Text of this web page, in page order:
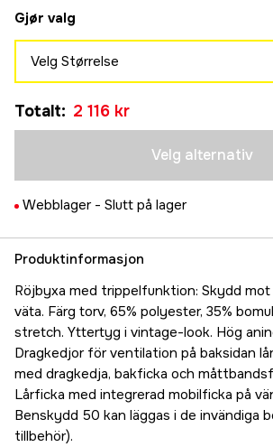
Gjør valg
Velg Størrelse
2 116 kr
Totalt: 2 116 kr
Velg alternativ
Webblager - Slutt på lager
Produktinformasjon
Röjbyxa med trippelfunktion: Skydd mot
väta. Färg torv, 65% polyester, 35%
stretch. Yttertyg i vintage-look. Hög
Dragkedjor för ventilation på baksidan
med dragkedja, bakficka och
Lårficka med integrerad mobilficka på
Benskydd 50 kan läggas i de invändiga
tillbehör).